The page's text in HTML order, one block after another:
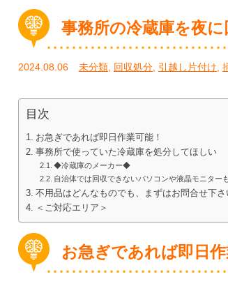
事務所の冷蔵庫を夜に
2024.08.06 未分類 回収処分 引越し片付け
目次
お急ぎであれば即日作業可能！
事務所で使っていた冷蔵庫を処分してほしい
◆冷蔵庫のメーカー◆
自治体では回収できないパソコンや液晶モニター
不用品はどんなものでも、まずはお問合せ下さ
＜ご対応エリア＞
お急ぎであれば即日作